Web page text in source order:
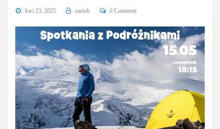
kwi 23, 2025 zamek 0 Comment